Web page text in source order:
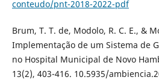
conteudo/pnt-2018-2022-pdf
Brum, T. T. de, Modolo, R. C. E., &
Implementação de um Sistema de
no Hospital Municipal de Novo
13(2), 403-416. 10.5935/